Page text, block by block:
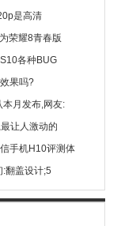
是高清
荣耀8青春版
各种BUG
果吗?
月发布,网友:
让人激动的
手机H10评测体
翻盖设计;5